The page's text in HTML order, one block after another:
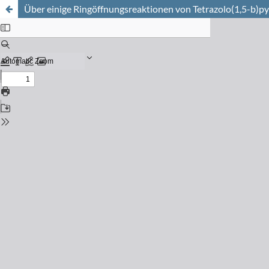
Über einige Ringöffnungsreaktionen von Tetrazolo(1,5-